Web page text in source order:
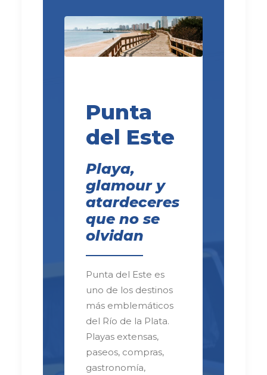
Punta
del Este
Playa,
glamour y
atardeceres
que no se
olvidan
Punta del Este es
uno de los destinos
más emblemáticos
del Río de la Plata.
Playas extensas,
paseos, compras,
gastronomía,